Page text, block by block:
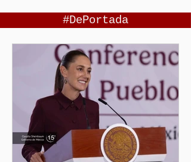
#DePortada